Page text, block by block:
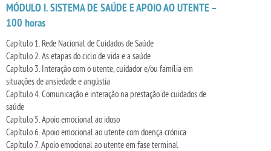
MÓDULO I. SISTEMA DE SAÚDE E APOIO AO UTENTE –
100 horas
Capítulo 1. Rede Nacional de Cuidados de Saúde
Capítulo 2. As etapas do ciclo de vida e a saúde
Capítulo 3. Interação com o utente, cuidador e/ou família em
situações de ansiedade e angústia
Capítulo 4. Comunicação e interação na prestação de cuidados de
saúde
Capítulo 5. Apoio emocional ao idoso
Capítulo 6. Apoio emocional ao utente com doença crónica
Capítulo 7. Apoio emocional ao utente em fase terminal